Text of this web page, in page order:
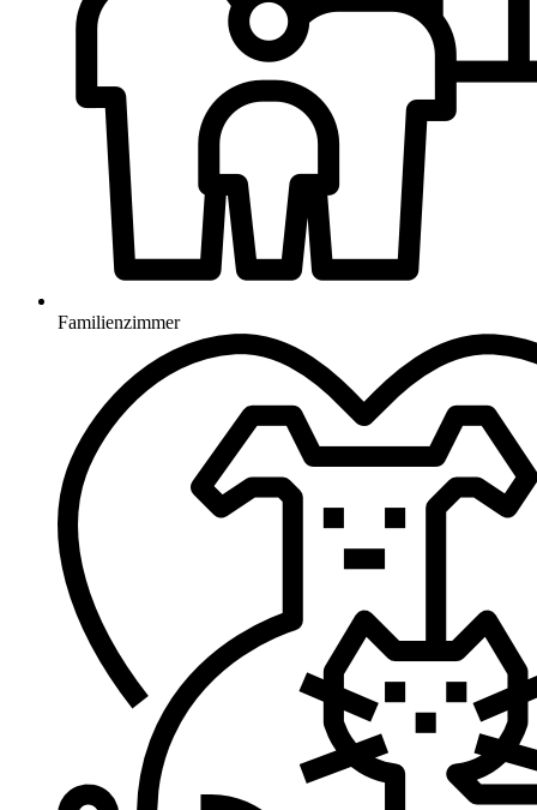
Familienzimmer